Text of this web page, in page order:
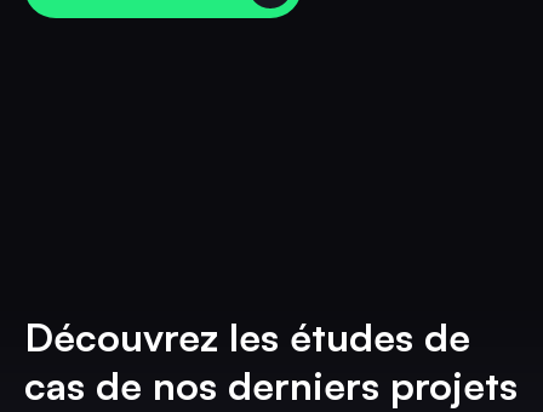
Découvrez les études de
cas de nos derniers projets